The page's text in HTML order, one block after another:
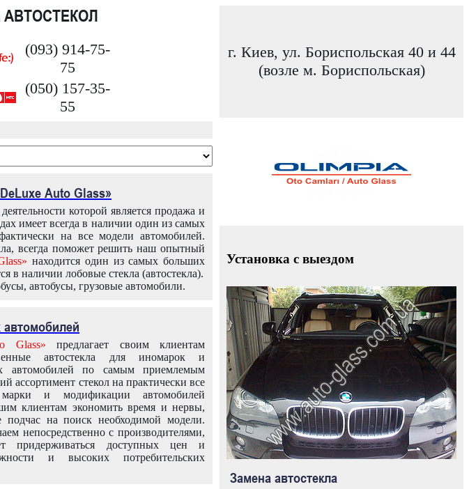
АВТОСТЕКОЛ
(093) 914-75-
75
(050) 157-35-
55
г. Киев, ул. Бориспольская 40 и 44
(возле м. Бориспольская)
Auto Glass»
которой является продажа и
имеет всегда в наличии один из самых
на все модели автомобилей.
всегда поможет решить наш опытный
находится один из самых больших
в наличии лобовые стекла (автостекла).
автобусы, грузовые автомобили.
Glass» предлагает своим клиентам
автостекла для иномарок и
автомобилей по самым приемлемым
ассортимент стекол на практически все
и модификации автомобилей
клиентам экономить время и нервы,
подчас на поиск необходимой модели.
непосредственно с производителями,
придерживаться доступных цен и
и высоких потребительских
Установка с выездом
Замена автостекла